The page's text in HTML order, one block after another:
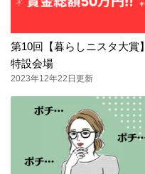
第10回【暮らしニスタ大賞】
特設会場
2023年12年22日更新